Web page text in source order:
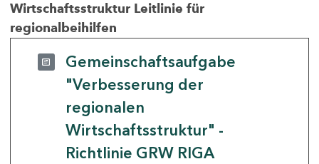
Wirtschaftsstruktur Leitlinie für
regionalbeihilfen
Gemeinschaftsaufgabe
"Verbesserung der
regionalen
Wirtschaftsstruktur" -
Richtlinie GRW RIGA